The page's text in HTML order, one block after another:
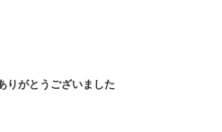
りがとうございました